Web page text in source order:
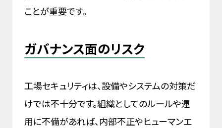
ことが重要です。
ガバナンス面のリスク
工場セキュリティは、設備やシステムの対策だ
けでは不十分です。組織としてのルールや運
用に不備があれば、内部不正やヒューマンエ